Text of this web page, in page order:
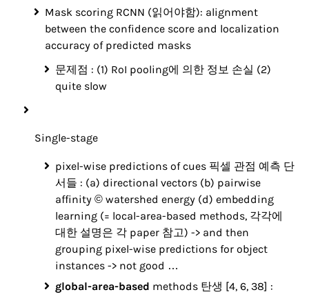
Mask scoring RCNN (읽어야함): alignment
between the confidence score and localization
accuracy of predicted masks
문제점 : (1) RoI pooling에 의한 정보 손실 (2)
quite slow
Single-stage
pixel-wise predictions of cues 픽셀 관점 예측 단
서들 : (a) directional vectors (b) pairwise
affinity © watershed energy (d) embedding
learning (= local-area-based methods, 각각에
대한 설명은 각 paper 참고) -> and then
grouping pixel-wise predictions for object
instances -> not good …
global-area-based methods 탄생 [4, 6, 38] :